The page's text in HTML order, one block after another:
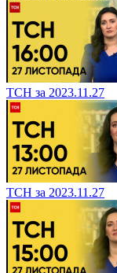
ТСН за 2023.11.27
ТСН за 2023.11.27